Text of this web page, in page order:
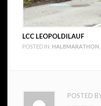
LCC LEOPOLDILAUF
POSTED IN: HALBMARATHON
POSTED